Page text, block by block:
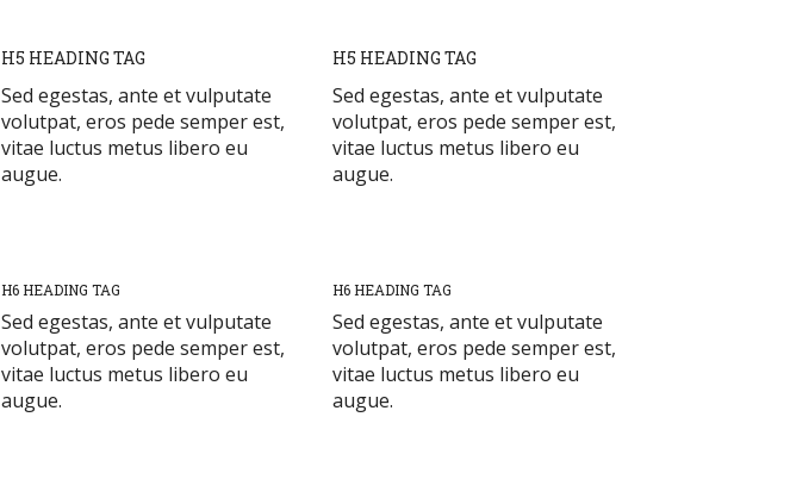
H5 HEADING TAG
Sed egestas, ante et vulputate
volutpat, eros pede semper est,
vitae luctus metus libero eu
augue.
H5 HEADING TAG
Sed egestas, ante et vulputate
volutpat, eros pede semper est,
vitae luctus metus libero eu
augue.
H6 HEADING TAG
Sed egestas, ante et vulputate
volutpat, eros pede semper est,
vitae luctus metus libero eu
augue.
H6 HEADING TAG
Sed egestas, ante et vulputate
volutpat, eros pede semper est,
vitae luctus metus libero eu
augue.